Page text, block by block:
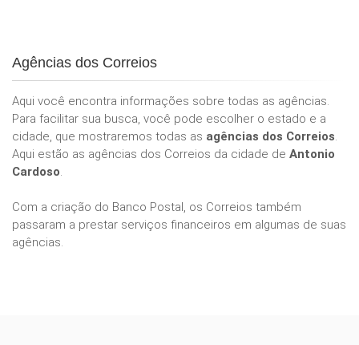
Agências dos Correios
Aqui você encontra informações sobre todas as agências.
Para facilitar sua busca, você pode escolher o estado e a
cidade, que mostraremos todas as agências dos Correios.
Aqui estão as agências dos Correios da cidade de Antonio
Cardoso.
Com a criação do Banco Postal, os Correios também
passaram a prestar serviços financeiros em algumas de suas
agências.